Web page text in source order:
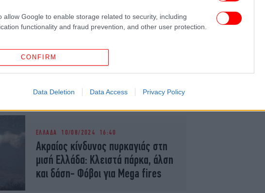
allow Google to enable storage related to security, including
functionality and fraud prevention, and other user protection.
CONFIRM
Data Deletion Data Access Privacy Policy
ΕΛΛΑΔΑ 24/10/2024 13:14
έχουν μετατραπεί τα πάρκα από
τον συνωστισμό των μεταναστών
ΕΛΛΑΔΑ 10/08/2024 16:40
Ακραίος κίνδυνος πυρκαγιάς στη
μισή Ελλάδα: Κλειστά πάρκα, άλση
και δάση- Φόβοι για Mega fires